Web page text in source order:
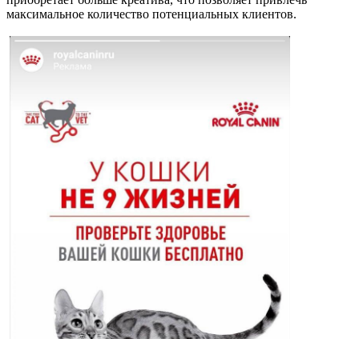
максимальное количество потенциальных клиентов.